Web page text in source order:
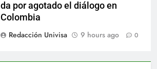
da por agotado el diálogo en
Colombia
Redacción Univisa
9 hours ago 0